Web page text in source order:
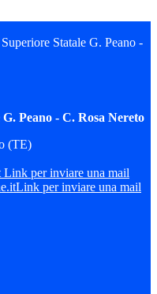
Statale G. Peano -
Peano - C. Rosa Nereto
(TE)
Link per inviare una mail
Link per inviare una mail